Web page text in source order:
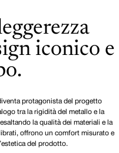
iconico e
protagonista del progetto
tra la rigidità del metallo e la
la qualità dei materiali e la
offrono un comfort misurato e
del prodotto.